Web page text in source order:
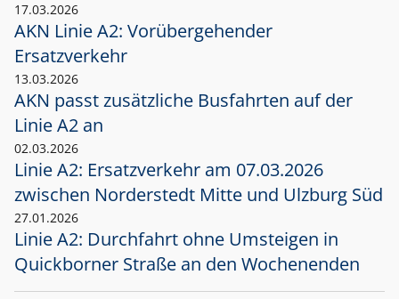
17.03.2026
AKN Linie A2: Vorübergehender
Ersatzverkehr
13.03.2026
AKN passt zusätzliche Busfahrten auf der
Linie A2 an
02.03.2026
Linie A2: Ersatzverkehr am 07.03.2026
zwischen Norderstedt Mitte und Ulzburg Süd
27.01.2026
Linie A2: Durchfahrt ohne Umsteigen in
Quickborner Straße an den Wochenenden